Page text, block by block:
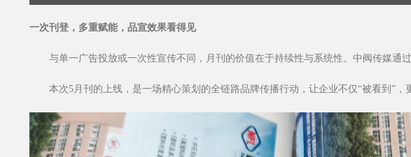
一次刊登，多重赋能，品宣效果看得见
与单一广告投放或一次性宣传不同，月刊的价值在于持续性与系统性。中阀传媒通
本次5月刊的上线，是一场精心策划的全链路品牌传播行动，让企业不仅“被看到”，